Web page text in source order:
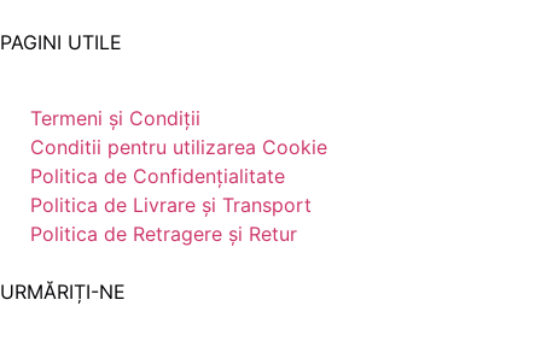
PAGINI UTILE
Termeni și Condiții
Conditii pentru utilizarea Cookie
Politica de Confidențialitate
Politica de Livrare și Transport
Politica de Retragere și Retur
URMĂRIȚI-NE